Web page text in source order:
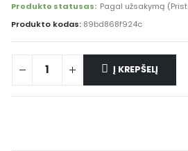
Produkto statusas: Pagal užsakymą
Produkto kodas: 89bd868f924c
Į KREPŠELĮ